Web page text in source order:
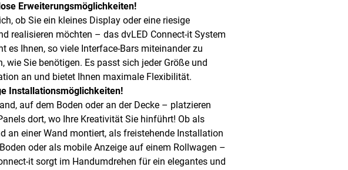
Erweiterungsmöglichkeiten!
ob Sie ein kleines Display oder eine riesige
realisieren möchten – das dvLED Connect-it System
es Ihnen, so viele Interface-Bars miteinander zu
wie Sie benötigen. Es passt sich jeder Größe und
an und bietet Ihnen maximale Flexibilität.
Installationsmöglichkeiten!
auf dem Boden oder an der Decke – platzieren
dort, wo Ihre Kreativität Sie hinführt! Ob als
an einer Wand montiert, als freistehende Installation
oder als mobile Anzeige auf einem Rollwagen –
it sorgt im Handumdrehen für ein elegantes und